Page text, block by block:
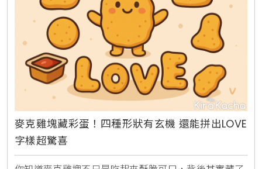
麥克雞塊藏彩蛋！四種形狀有玄機 還能拼出LOVE
字樣超驚喜